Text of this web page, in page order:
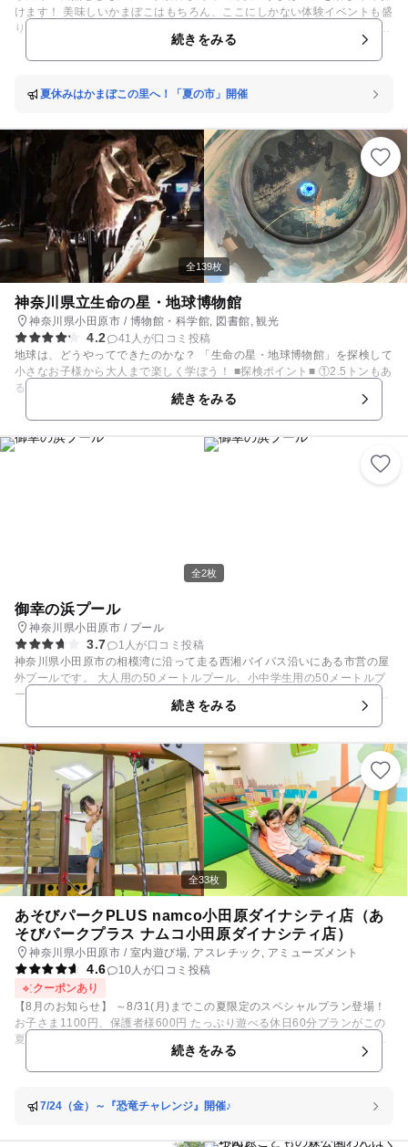
けます！ 美味しいかまぼこはもちろん、ここにしかない体験イベントも盛
りだくさん♪ 【鈴廣蒲鉾本店・鈴なり市場】 板かまぼこを中心に小田原・
箱根土産が約200種も揃うお買い物処。 あつあつのあげかまが食べられる
イートーインコーナーや、かまぼこソムリエがご案内するかまぼこの食べ
シフォンケーキとコーヒーをどうぞ♪ 【かまぼこ博物館】 かまぼこの歴史
くり体験も出来ますよ♪（要予約） 【えれんなごっそ】 バイキングレスト
ラン。 地場の野菜やお魚を使った小田原ならではの美味しいお料理が自
慢！50品目程のメニューを取り揃えてございます。もちろん鈴廣のかまぼ
こも食べ放題です。 数々の賞を受賞した自慢の地ビールもご注文いただけ
ます！ お子様が遊べるスペースもございますので、お子様といっしょでも
安心してお食事が楽しめます。 【CAFE107】 引退した箱根登山電車「モ
ハ1形107号」を迎えたCAFEでは、鈴廣オリジナルブレンドコーヒーや、
箱根百年水を使った「地ビール」ここでしか味わえない「登山電車ケー
キ」や「かまぼこピンチョス」がお召し上がりいただけます。 車両を間近
【そばと板わさ 美藏・名水甘味 且座・ギャラリー＆ショップ 千惠・会席
大清水】 140年以上前に建てられた古民家を使ったお食事処とギャラリ
ー。 四季折々の食材を活かして板前が腕をふるいます。名水「箱根百年
水」を使ったスイーツもご用意。 落ち着いた空間でゆっくりお食事をお愉
しみください！
続きをみる
夏休みはかまぼこの里へ！「夏の市」開催
全139枚
神奈川県立生命の星・地球博物館
神奈川県小田原市 / 博物館・科学館, 図書館, 観光
4.2
41人が口コミ投稿
地球は、どうやってできたのかな？ 「生命の星・地球博物館」を探検して
小さなお子様から大人まで楽しく学ぼう！ ■探検ポイント■ ①2.5トンもあ
る本物の「隕石」！ ②100個以上の「アンモナイトの化石」！ ③たくさ
んの「恐竜」たちに会える！ ④「マンモス」ってどれくらい大きいの？
⑤貴重な「昆虫標本」にわくわく！ ⑥青くキラキラ光る「蝶」を探せ！
⑦びっくり「超巨大な図鑑」が出現！ ⑧「世界最大級のクマ」と写真撮
影？！ 恐竜の化石を見下ろしながら食事できるレストランや 持ち込みの
田駅」から徒歩3分＆駐車場無料！ 中学生以下のお子様はいつでも入館無
続きをみる
全2枚
御幸の浜プール
神奈川県小田原市 / プール
3.7
1人が口コミ投稿
神奈川県小田原市の相模湾に沿って走る西湘バイパス沿いにある市営の屋
外プールです。 大人用の50メートルプール、小中学生用の50メートルプ
ールの他に、幼児用プールを備えていますので、子どもと一緒でも安心し
辺には、1873年に明治天皇、皇后の行幸によって名づけられた御幸の浜
が広がります。海岸線には遊歩道が整備され、伊豆半島や三浦、房総半島
を見渡すことができます。
続きをみる
全33枚
あそびパークPLUS namco小田原ダイナシティ店（あ
そびパークプラス ナムコ小田原ダイナシティ店）
神奈川県小田原市 / 室内遊び場, アスレチック, アミューズメント
4.6
10人が口コミ投稿
クーポンあり
【8月のお知らせ】 ～8/31(月)までこの夏限定のスペシャルプラン登場！
お子さま1100円、保護者様600円 たっぷり遊べる休日60分プランがこの
夏限定で登場☆ ※60分以降は延長料金が発生いたします。 酷暑が予想さ
れる8月の暑い日でも快適に遊んでいただけます！ ▼▽▼▽夏休み料金▼
▽▼▽ ​​☆★基本料金(最初の30分)★☆ ​大人 800円 ​子供 800円 ​ ​以降10
供 1100円 ​ ​以降10分ごと ​大人 0円 ​子供 260円 ​☆★2時間プラン★☆ ​
続きをみる
7/24（金）～『恐竜チャレンジ』開催♪